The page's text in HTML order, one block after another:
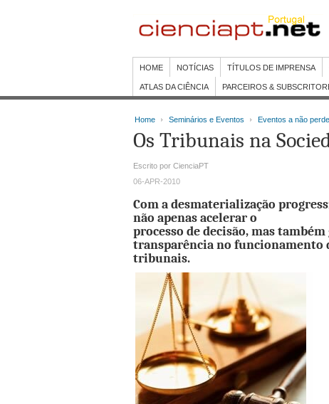
HOME NOTÍCIAS TÍTULOS DE IMPRENSA
ATLAS DA CIÊNCIA PARCEIROS &
Home Seminários e Eventos Eventos a não
Os Tribunais na
Escrito por CienciaPT
06-APR-2010
Com a desmaterialização
não apenas acelerar o
processo de decisão, mas
transparência no funcionamento
tribunais.